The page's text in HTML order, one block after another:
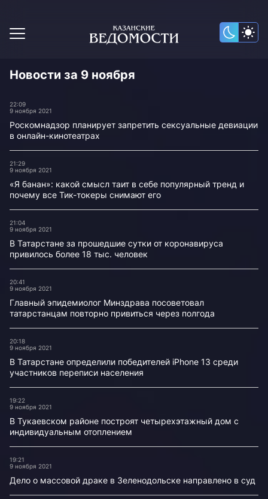
Новости за 9 ноября
22:09
9 ноября 2021
Роскомнадзор планирует запретить сексуальные девиации
в онлайн-кинотеатрах
21:29
9 ноября 2021
«Я банан»: какой смысл таит в себе популярный тренд и
почему все Тик-токеры снимают его
21:04
9 ноября 2021
В Татарстане за прошедшие сутки от коронавируса
привилось более 18 тыс. человек
20:41
9 ноября 2021
Главный эпидемиолог Минздрава посоветовал
татарстанцам повторно привиться через полгода
20:18
9 ноября 2021
В Татарстане определили победителей iPhone 13 среди
участников переписи населения
19:22
9 ноября 2021
В Тукаевском районе построят четырехэтажный дом с
индивидуальным отоплением
19:21
9 ноября 2021
Дело о массовой драке в Зеленодольске направлено в суд